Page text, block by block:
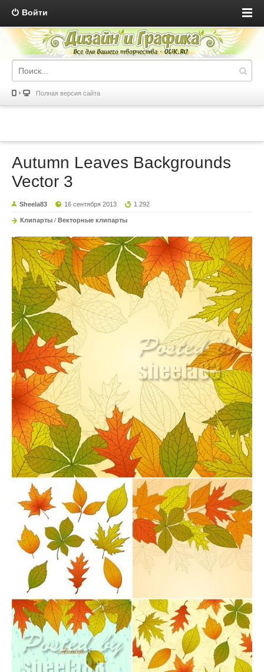
Войти
Полная версия сайта
Autumn Leaves Backgrounds
Vector 3
Sheela83 16 сентября 2013 1 292
Клипарты / Векторные клипарты